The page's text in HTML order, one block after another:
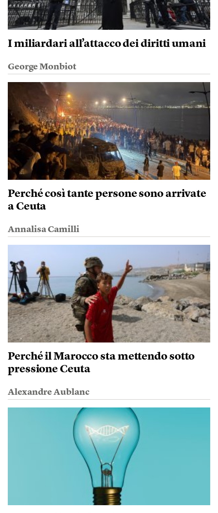
I miliardari all’attacco dei diritti umani
George Monbiot
Perché così tante persone sono arrivate
a Ceuta
Annalisa Camilli
Perché il Marocco sta mettendo sotto
pressione Ceuta
Alexandre Aublanc